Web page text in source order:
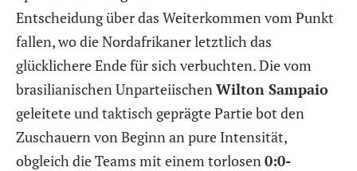
Entscheidung über das Weiterkommen vom Punkt
fallen, wo die Nordafrikaner letztlich das
glücklichere Ende für sich verbuchten. Die vom
brasilianischen Unparteiischen Wilton Sampaio
geleitete und taktisch geprägte Partie bot den
Zuschauern von Beginn an pure Intensität,
obgleich die Teams mit einem torlosen 0:0-